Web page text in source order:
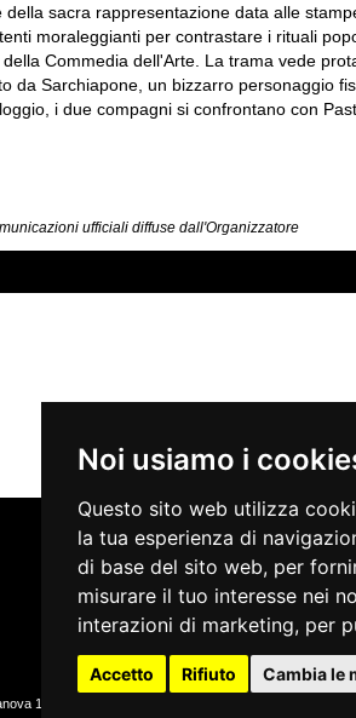
Noi usiamo i
Questo sito web utilizza
la tua esperienza di
di base del sito web, per
misurare il tuo interesse nei
interazioni di marketing, per
Accetto Rifiuto Cambia le
sacra rappresentazione data alle
moraleggianti per contrastare i rituali
Commedia dell'Arte. La trama vede
da Sarchiapone, un bizzarro personaggio
i due compagni si confrontano con
ufficiali diffuse dall'Organizzatore
VIVAforVoucher
scelta spettacoli in abbonamento
recupero prenotazioni
visualizza ricevuta
16/20 40138 Bologna Capitale Sociale Euro 4.675.462